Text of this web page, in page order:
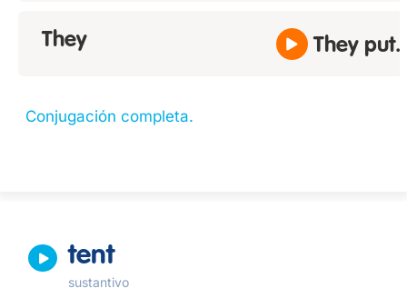
They They put.
Conjugación completa.
tent
sustantivo